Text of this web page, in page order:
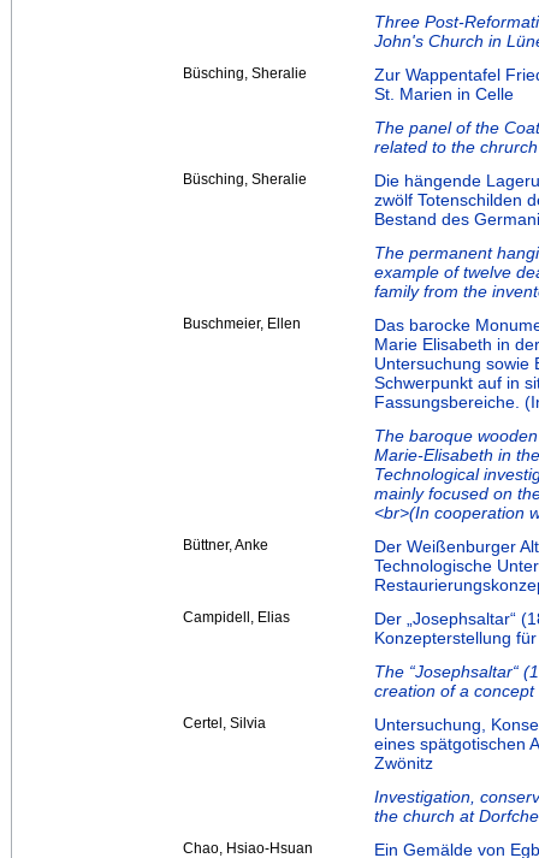
Three Post-
John's Church in
Büsching, Sheralie
Zur Wappentafel
St. Marien in Celle
The panel of the
related to the
Büsching, Sheralie
Die hängende
zwölf Totenschilden
Bestand des
The permanent
example of twelve
family from the
Buschmeier, Ellen
Das barocke
Marie Elisabeth in
Untersuchung sowie
Schwerpunkt auf in
Fassungsbereiche.
The baroque
Marie-Elisabeth in
Technological
mainly focused on
<br>(In cooperation
Büttner, Anke
Der Weißenburger
Technologische
Campidell, Elias
Der „Josephsaltar“
Konzepterstellung
The “Josephsaltar“
creation of a
Certel, Silvia
Untersuchung,
eines spätgotischen
Zwönitz
Investigation,
the church at
Chao, Hsiao-Hsuan
Ein Gemälde von